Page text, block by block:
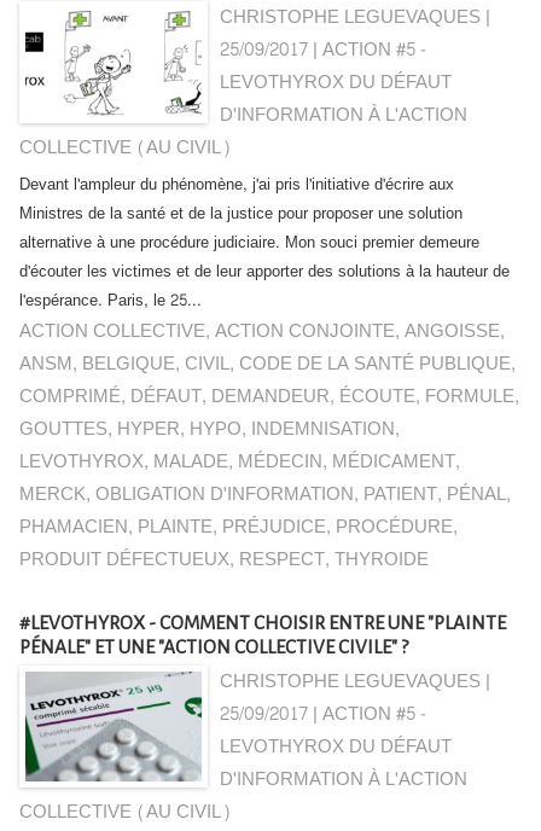
CHRISTOPHE LEGUEVAQUES |
25/09/2017|ACTION #5 -
LEVOTHYROX DU DÉFAUT
D'INFORMATION À L'ACTION
COLLECTIVE (AU CIVIL)
Devant l'ampleur du phénomène, j'ai pris l'initiative d'écrire aux
Ministres de la santé et de la justice pour proposer une solution
alternative à une procédure judiciaire. Mon souci premier demeure
d'écouter les victimes et de leur apporter des solutions à la hauteur de
l'espérance. Paris, le 25...
ACTION COLLECTIVE,ACTION CONJOINTE,ANGOISSE,
ANSM, BELGIQUE, CIVIL, CODE DE LA SANTÉ PUBLIQUE,
COMPRIMÉ, DÉFAUT, DEMANDEUR, ÉCOUTE, FORMULE,
GOUTTES, HYPER, HYPO, INDEMNISATION,
LEVOTHYROX, MALADE, MÉDECIN, MÉDICAMENT,
MERCK,OBLIGATION D'INFORMATION, PATIENT, PÉNAL,
PHAMACIEN, PLAINTE, PRÉJUDICE, PROCÉDURE,
PRODUIT DÉFECTUEUX, RESPECT,THYROIDE
#LEVOTHYROX - COMMENT CHOISIR ENTRE UNE "PLAINTE
PÉNALE" ET UNE "ACTION COLLECTIVE CIVILE" ?
CHRISTOPHE LEGUEVAQUES |
25/09/2017|ACTION #5 -
LEVOTHYROX DU DÉFAUT
D'INFORMATION À L'ACTION
COLLECTIVE (AU CIVIL)